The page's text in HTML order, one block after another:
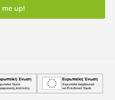
me up!